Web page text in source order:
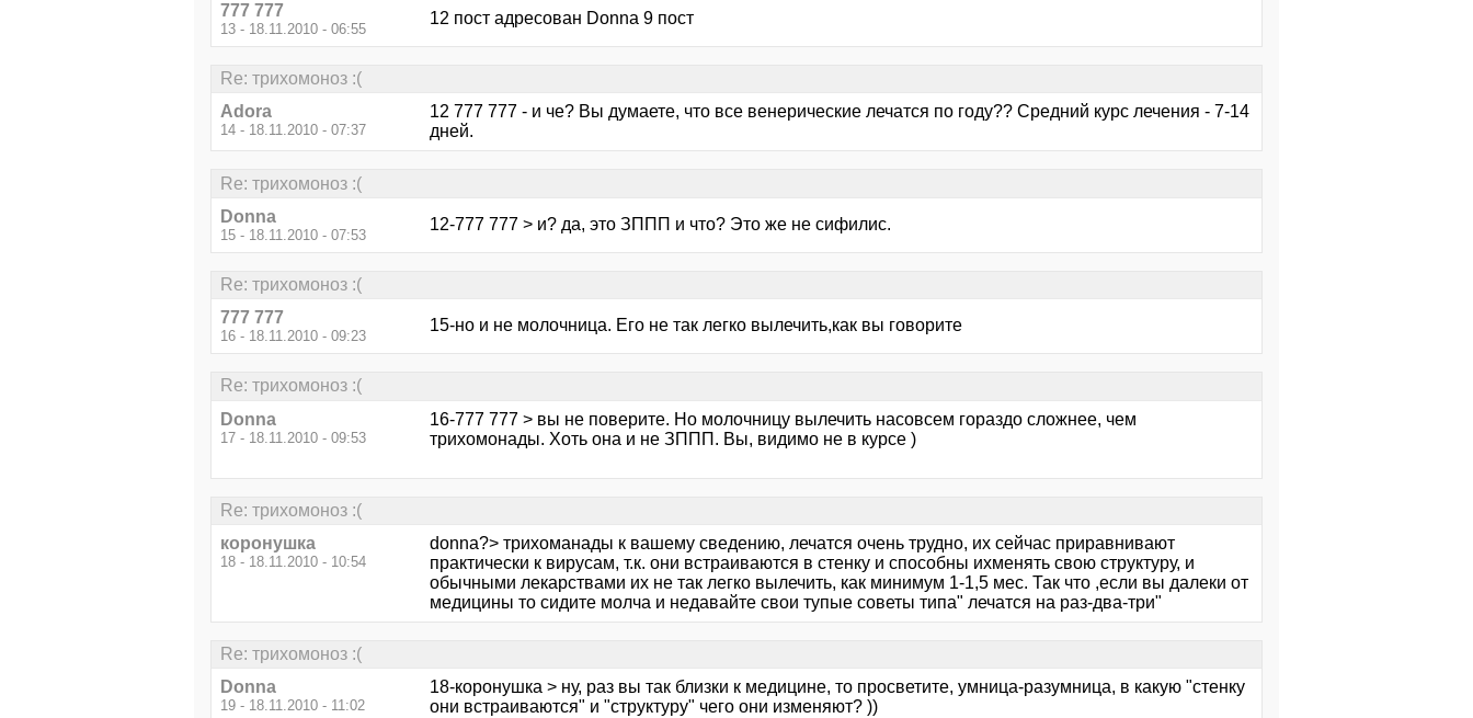
777 777
13 - 18.11.2010 - 06:55
12 пост адресован Donnа 9 пост
Re: трихомоноз :(
Adora
14 - 18.11.2010 - 07:37
12 777 777 - и че? Вы думаете, что все венерические лечатся по году?? Средний курс лечения - 7-14
дней.
Re: трихомоноз :(
Donna
15 - 18.11.2010 - 07:53
12-777 777 > и? да, это ЗППП и что? Это же не сифилис.
Re: трихомоноз :(
777 777
16 - 18.11.2010 - 09:23
15-но и не молочница. Его не так легко вылечить,как вы говорите
Re: трихомоноз :(
Donna
17 - 18.11.2010 - 09:53
16-777 777 > вы не поверите. Но молочницу вылечить насовсем гораздо сложнее, чем
трихомонады. Хоть она и не ЗППП. Вы, видимо не в курсе )
Re: трихомоноз :(
коронушка
18 - 18.11.2010 - 10:54
donna?> трихоманады к вашему сведению, лечатся очень трудно, их сейчас приравнивают
практически к вирусам, т.к. они встраиваются в стенку и способны ихменять свою структуру, и
обычными лекарствами их не так легко вылечить, как минимум 1-1,5 мес. Так что ,если вы далеки от
медицины то сидите молча и недавайте свои тупые советы типа" лечатся на раз-два-три"
Re: трихомоноз :(
Donna
19 - 18.11.2010 - 11:02
18-коронушка > ну, раз вы так близки к медицине, то просветите, умница-разумница, в какую "стенку
они встраиваются" и "структуру" чего они изменяют? ))